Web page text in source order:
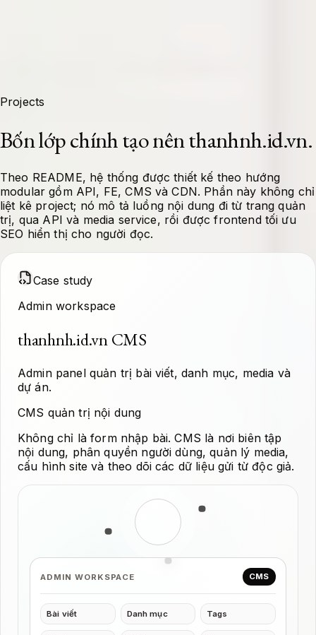
Projects
Bốn lớp chính tạo nên thanhnh.id.vn.
Theo README, hệ thống được thiết kế theo hướng
modular gồm API, FE, CMS và CDN. Phần này không chỉ
liệt kê project; nó mô tả luồng nội dung đi từ trang quản
trị, qua API và media service, rồi được frontend tối ưu
SEO hiển thị cho người đọc.
Case study
Admin workspace
thanhnh.id.vn CMS
Admin panel quản trị bài viết, danh mục, media và
dự án.
CMS quản trị nội dung
Không chỉ là form nhập bài. CMS là nơi biên tập
nội dung, phân quyền người dùng, quản lý media,
cấu hình site và theo dõi các dữ liệu gửi từ độc giả.
ADMIN WORKSPACE CMS
Bài viết Danh mục Tags